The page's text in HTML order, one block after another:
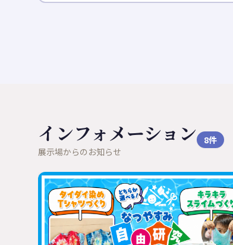
インフォメーション
展示場からのお知らせ
8件